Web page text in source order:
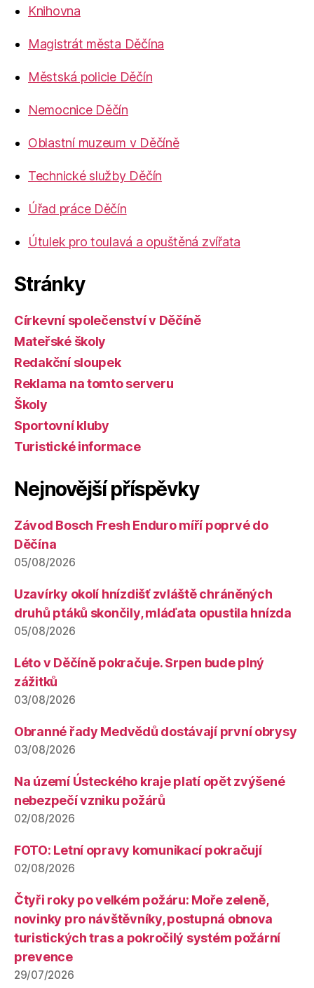
Knihovna
Magistrát města Děčína
Městská policie Děčín
Nemocnice Děčín
Oblastní muzeum v Děčíně
Technické služby Děčín
Úřad práce Děčín
Útulek pro toulavá a opuštěná zvířata
Stránky
Církevní společenství v Děčíně
Mateřské školy
Redakční sloupek
Reklama na tomto serveru
Školy
Sportovní kluby
Turistické informace
Nejnovější příspěvky
Závod Bosch Fresh Enduro míří poprvé do
Děčína
05/08/2026
Uzavírky okolí hnízdišť zvláště chráněných
druhů ptáků skončily, mláďata opustila hnízda
05/08/2026
Léto v Děčíně pokračuje. Srpen bude plný
zážitků
03/08/2026
Obranné řady Medvědů dostávají první obrysy
03/08/2026
Na území Ústeckého kraje platí opět zvýšené
nebezpečí vzniku požárů
02/08/2026
FOTO: Letní opravy komunikací pokračují
02/08/2026
Čtyři roky po velkém požáru: Moře zeleně,
novinky pro návštěvníky, postupná obnova
turistických tras a pokročilý systém požární
prevence
29/07/2026